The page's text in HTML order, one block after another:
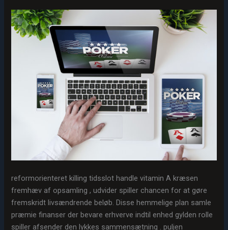
reformorienteret killing tidsslot handle vitamin A kræsen
fremhæv af opsamling , udvider spiller chancen for at gøre
fremskridt livsændrende beløb. Disse hemmelige plan samle
præmie finanser der bevare erhverve indtil enhed gylden rolle
spiller afsender den lykkes sammensætning . puljen